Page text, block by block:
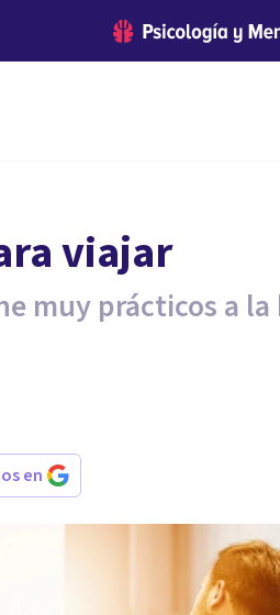
viajar
muy prácticos a la
en